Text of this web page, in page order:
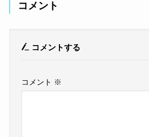
コメント
コメントする
コメント ※